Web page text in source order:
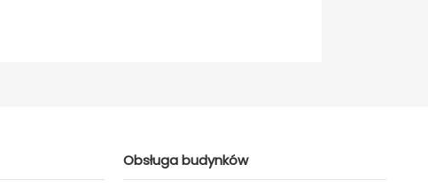
Obsługa budynków